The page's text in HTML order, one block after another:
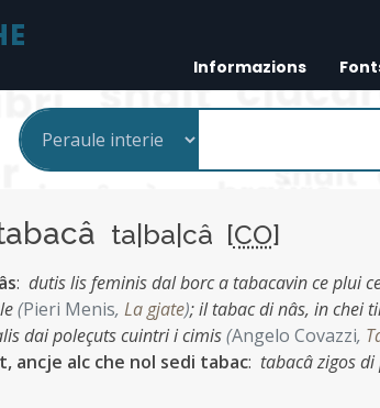
Informazions
ta|ba|câ [CO]
: dutis lis feminis dal borc a tabacavin ce plui
(Pieri Menis, La gjate);il tabac di nâs, in chei
dai poleçuts cuintri i cimis(Angelo Covazzi,
ancje alc che nol sedi tabac: tabacâ zigos